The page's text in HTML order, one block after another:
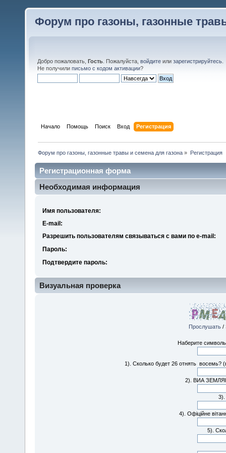
Форум про газоны, газонные
Добро пожаловать, Гость . Пожалуйста, войдите или зарегистрируйтесь
Не получили письмо с кодом активации?
Начало Помощь Поиск Вход Регистрация
Форум про газоны, газонные травы и семена для газона » Регистрация
Регистрационная форма
Необходимая информация
Имя пользователя:
E-mail:
Разрешить пользователям связываться с вами по e-mail:
Пароль:
Подтвердите пароль:
Визуальная проверка
Прослушать/
Наберите
1). Сколько будет 26 отнять восемь?
2). ВИА
3).
4). Офіційне
5).